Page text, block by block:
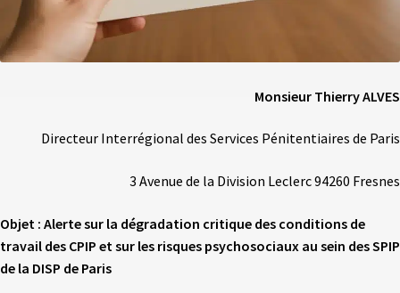
Monsieur Thierry ALVES
Directeur Interrégional des Services Pénitentiaires de Paris
3 Avenue de la Division Leclerc 94260 Fresnes
Objet : Alerte sur la dégradation critique des conditions de
travail des CPIP et sur les risques psychosociaux au sein des SPIP
de la DISP de Paris